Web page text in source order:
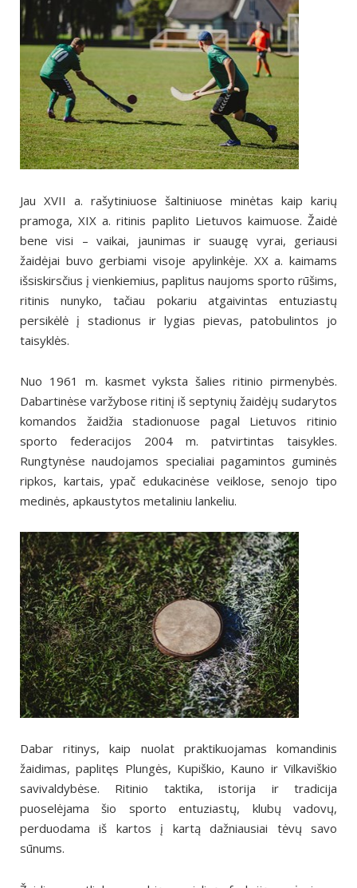
Jau XVII a. rašytiniuose šaltiniuose minėtas kaip karių
pramoga, XIX a. ritinis paplito Lietuvos kaimuose. Žaidė
bene visi – vaikai, jaunimas ir suaugę vyrai, geriausi
žaidėjai buvo gerbiami visoje apylinkėje. XX a. kaimams
išsiskirsčius į vienkiemius, paplitus naujoms sporto rūšims,
ritinis nunyko, tačiau pokariu atgaivintas entuziastų
persikėlė į stadionus ir lygias pievas, patobulintos jo
taisyklės.
Nuo 1961 m. kasmet vyksta šalies ritinio pirmenybės.
Dabartinėse varžybose ritinį iš septynių žaidėjų sudarytos
komandos žaidžia stadionuose pagal Lietuvos ritinio
sporto federacijos 2004 m. patvirtintas taisykles.
Rungtynėse naudojamos specialiai pagamintos guminės
ripkos, kartais, ypač edukacinėse veiklose, senojo tipo
medinės, apkaustytos metaliniu lankeliu.
Dabar ritinys, kaip nuolat praktikuojamas komandinis
žaidimas, paplitęs Plungės, Kupiškio, Kauno ir Vilkaviškio
savivaldybėse. Ritinio taktika, istorija ir tradicija
puoselėjama šio sporto entuziastų, klubų vadovų,
perduodama iš kartos į kartą dažniausiai tėvų savo
sūnums.